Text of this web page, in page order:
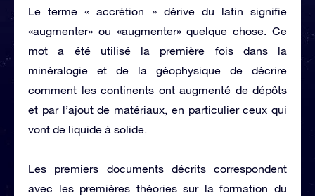
Le terme « accrétion » dérive du latin signifie
«augmenter» ou «augmenter» quelque chose. Ce
mot a été utilisé la première fois dans la
minéralogie et de la géophysique de décrire
comment les continents ont augmenté de dépôts
et par l’ajout de matériaux, en particulier ceux qui
vont de liquide à solide.
Les premiers documents décrits correspondent
avec les premières théories sur la formation du